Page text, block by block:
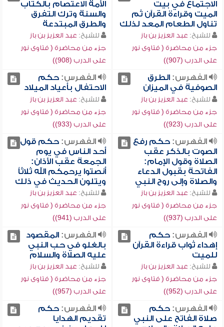
الاجتماع في بيت
الميت وقراءة القرآن ثم
تناول الطعام المعد لذلك
للشيخ: عبد العزيز بن باز
جزء من محاضرة ( فتاوى نور
على الدرب (907))
الأمة الاعتصام بالكتاب
والسنة وترك التفرق
والطرق المبتدعة
للشيخ: عبد العزيز بن باز
جزء من محاضرة ( فتاوى نور
على الدرب (908))
الفهرس:الطرق
الصوفية في الميزان
للشيخ: عبد العزيز بن باز
جزء من محاضرة ( فتاوى نور
على الدرب (923))
الفهرس:حكم
الاحتفال بأعياد الميلاد
للشيخ: عبد العزيز بن باز
جزء من محاضرة ( فتاوى نور
على الدرب (933))
الفهرس:حكم رفع
الصوت بالذكر عقب
الصلاة وقول الإمام:
الفاتحة بقبول الدعاء
والصلاة وإلى روح النبي
للشيخ: عبد العزيز بن باز
جزء من محاضرة ( فتاوى نور
على الدرب (937))
الفهرس:حكم قول
أحد الناس في يوم
الجمعة عقب الأذان:
أنصتوا يرحمكم الله ثلاثاً
ويتلون الحديث في ذلك
للشيخ: عبد العزيز بن باز
جزء من محاضرة ( فتاوى نور
على الدرب (941))
الفهرس:حكم
إهداء ثواب قراءة القرآن
للميت
للشيخ: عبد العزيز بن باز
جزء من محاضرة ( فتاوى نور
على الدرب (952))
الفهرس:المقصود
بالغلو في حب النبي
عليه الصلاة والسلام
للشيخ: عبد العزيز بن باز
جزء من محاضرة ( فتاوى نور
على الدرب (957))
الفهرس:حكم
صلاة الفاتح على النبي
الفهرس:حكم
تقديم الهدايا